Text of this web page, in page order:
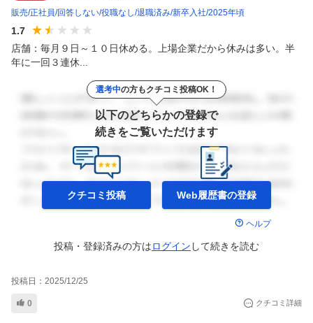
販売 正社員 回答しない 役職なし 退職済み 新卒入社 2025年頃
1.7
店舗：毎月９日～１０日休める。上場企業だから休みは多い。半
年に一回３連休...
選考中の方もクチコミ投稿OK！
以下のどちらかの登録で
続きをご覧いただけます
クチコミ投稿 Web履歴書の登録
ヘルプ
投稿・登録済みの方はログイン して続きを読む
投稿日： 2025/12/25
0 クチコミ詳細